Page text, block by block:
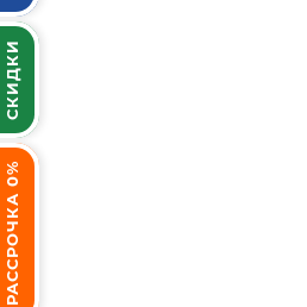
РАССРОЧКА 0%
СКИДКИ